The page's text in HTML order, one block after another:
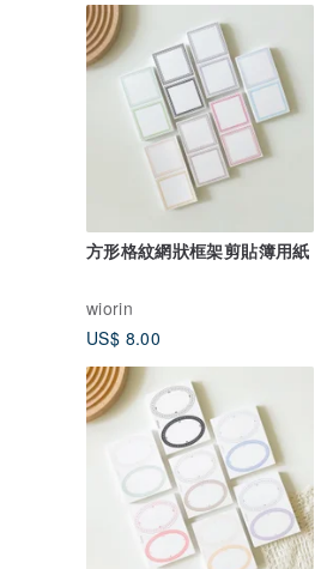
方形格紋網狀框架剪貼簿用紙
wiorin
US$ 8.00